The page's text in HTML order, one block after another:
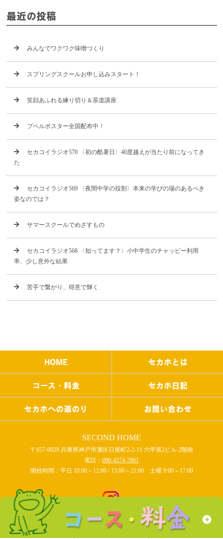
最近の投稿
みんなでワクワク味噌づくり
スプリングスクールお申し込みスタート！
笑顔あふれる練り切り＆茶道講座
プペルポスター全国配布中！
セカコイラジオ570 〈初の酷暑日〉40度越えが当たり前になってき
た
セカコイラジオ569 〈夜間中学の役割〉本来の学びの場のあるべき
姿なのでは？
サマースクールでめざすもの
セカコイラジオ568 〈知ってます？〉小中学生のチャッピー利用
率、少し意外な結果
苦手で繋がり、得意で輝く
HOME セカホとは
コース・料金 セカホ日記
セカホへの道のり お問い合わせ
SECOND HOME
〒657-0029 兵庫県神戸市灘区日尾町2-2-11 六甲第2ビル 2階南
電話： 090-4274-7861
開校時間：平日 10:00～12:00 / 15:00～21:00 土曜 9:00～17:00
COPYRIGHT © SECOND HOME All rights reserved.